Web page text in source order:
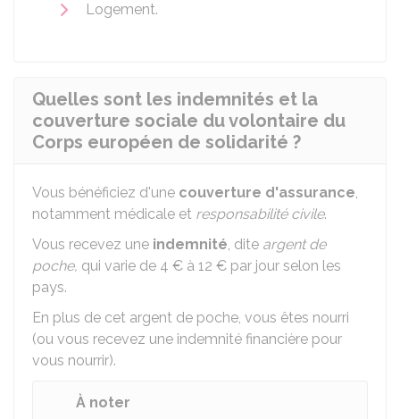
Logement.
Quelles sont les indemnités et la
couverture sociale du volontaire du
Corps européen de solidarité ?
Vous bénéficiez d'une couverture d'assurance,
notamment médicale et responsabilité civile.
Vous recevez une indemnité, dite argent de
poche, qui varie de 4 € à 12 € par jour selon les
pays.
En plus de cet argent de poche, vous êtes nourri
(ou vous recevez une indemnité financière pour
vous nourrir).
À noter